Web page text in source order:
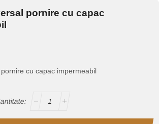
pornire cu capac
cu capac impermeabil